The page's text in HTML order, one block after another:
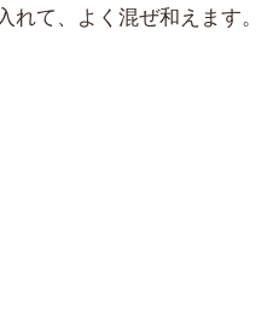
れて、よく混ぜ和えます。